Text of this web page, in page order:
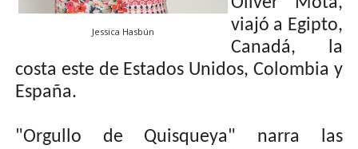
Jessica Hasbún
viajó a Egipto,
Canadá, la
costa este de Estados Unidos, Colombia y
España.
"Orgullo de Quisqueya" narra las